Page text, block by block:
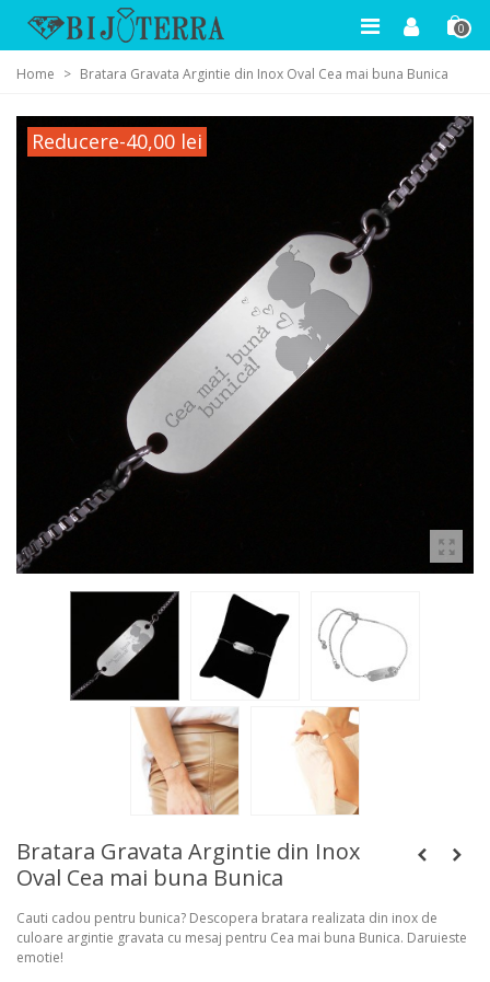
0
Home > Bratara Gravata Argintie din Inox Oval Cea mai buna Bunica
Reducere-40,00 lei
Bratara Gravata Argintie din Inox
Oval Cea mai buna Bunica
Cauti cadou pentru bunica? Descopera bratara realizata din inox de
culoare argintie gravata cu mesaj pentru Cea mai buna Bunica. Daruieste
emotie!